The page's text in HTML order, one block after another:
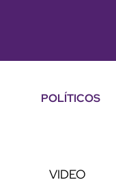
POLÍTICOS
VIDEO